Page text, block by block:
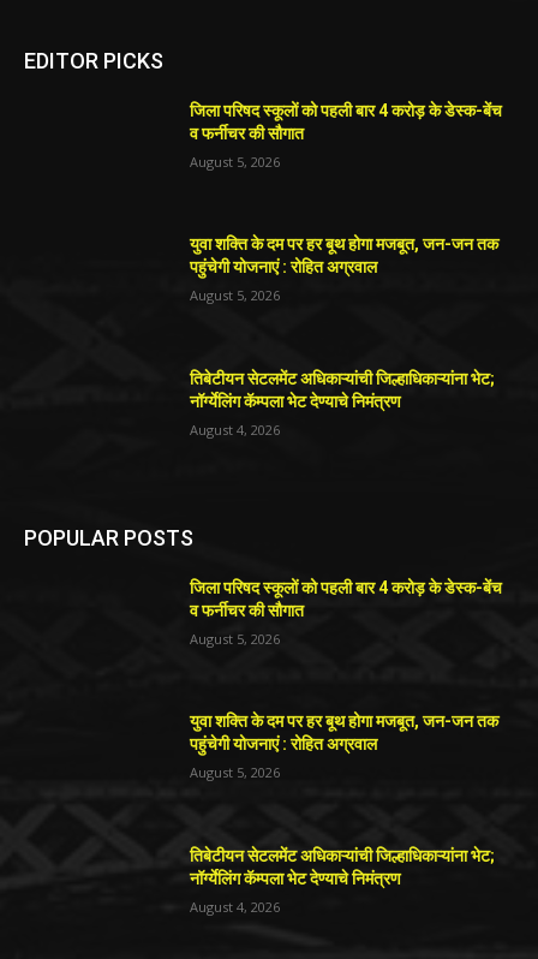
EDITOR PICKS
जिला परिषद स्कूलों को पहली बार 4 करोड़ के डेस्क-बेंच
व फर्नीचर की सौगात
August 5, 2026
युवा शक्ति के दम पर हर बूथ होगा मजबूत, जन-जन तक
पहुंचेगी योजनाएं : रोहित अग्रवाल
August 5, 2026
तिबेटीयन सेटलमेंट अधिकाऱ्यांची जिल्हाधिकाऱ्यांना भेट;
नॉर्ग्येलिंग कॅम्पला भेट देण्याचे निमंत्रण
August 4, 2026
POPULAR POSTS
जिला परिषद स्कूलों को पहली बार 4 करोड़ के डेस्क-बेंच
व फर्नीचर की सौगात
August 5, 2026
युवा शक्ति के दम पर हर बूथ होगा मजबूत, जन-जन तक
पहुंचेगी योजनाएं : रोहित अग्रवाल
August 5, 2026
तिबेटीयन सेटलमेंट अधिकाऱ्यांची जिल्हाधिकाऱ्यांना भेट;
नॉर्ग्येलिंग कॅम्पला भेट देण्याचे निमंत्रण
August 4, 2026